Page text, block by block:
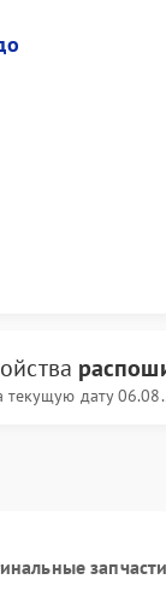
текущую дату